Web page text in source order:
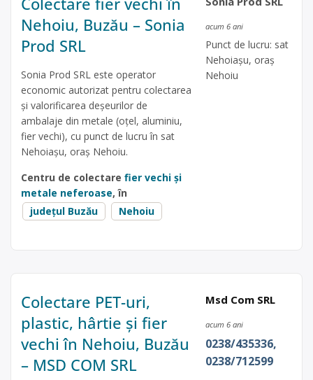
Nehoiu, Buzău – Sonia
Prod SRL
Sonia Prod SRL este operator
economic autorizat pentru colectarea
și valorificarea deșeurilor de
ambalaje din metale (oțel, aluminiu,
fier vechi), cu punct de lucru în sat
Nehoiașu, oraș Nehoiu.
Centru de colectare fier vechi și
metale neferoase, în
județul Buzău
Nehoiu
acum 6 ani
Punct de lucru: sat
Nehoiașu, oraș
Nehoiu
Colectare PET-uri,
plastic, hârtie și fier
vechi în Nehoiu, Buzău
– MSD COM SRL
Msd Com SRL
acum 6 ani
0238/435336,
0238/712599